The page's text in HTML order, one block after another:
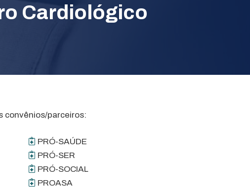
Cardiológico
convênios/parceiros:
PRÓ-SAÚDE
PRÓ-SER
PRÓ-SOCIAL
PROASA